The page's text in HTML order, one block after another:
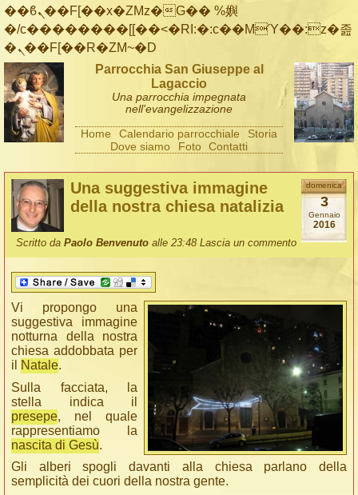
��ϐܢ��F[��x�ZMz�G�� %嬩
�/c��������[[��<�RI:�:c��MΎ��:z�졾
�ܢ��F[��R�ZM~�D
Parrocchia San Giuseppe al
Lagaccio
Una parrocchia impegnata
nell'evangelizzazione
Home Calendario parrocchiale
Storia
Dove siamo
Foto Contatti
domenica
3
Gennaio
2016
Una suggestiva immagine
della nostra chiesa natalizia
Scritto daPaolo Benvenuto alle 23:48Lascia un commento
Vi propongo una
suggestiva immagine
notturna della nostra
chiesa addobbata per
il
Natale.
Sulla facciata, la
stella indica il
presepe, nel quale
rappresentiamo la
nascita di Gesù.
Gli alberi spogli davanti alla chiesa parlano della
semplicità dei cuori della nostra gente.